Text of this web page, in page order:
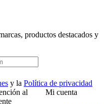
productos destacados y
y la Política de privacidad
al
Mi cuenta